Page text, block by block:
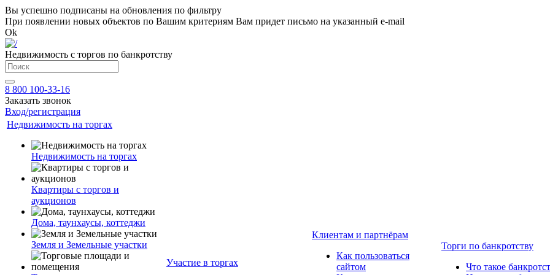
Вы успешно подписаны на обновления по фильтру
При появлении новых объектов по Вашим критериям Вам придет письмо на указанный e-mail
Ok
Недвижимость с торгов по банкротству
8 800 100-33-16
Заказать звонок
Вход/регистрация
Недвижимость на торгах
Недвижимость на торгах
Квартиры с торгов и
аукционов
Дома, таунхаусы, коттеджи
Земля и Земельные участки
Участие в торгах
Клиентам и партнёрам
Как пользоваться
сайтом
Торги по банкротству
Что такое